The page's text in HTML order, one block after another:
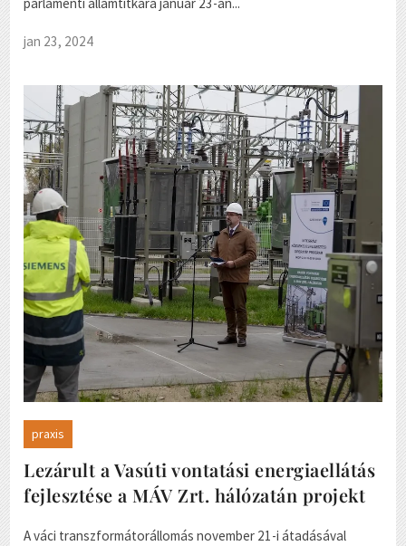
jan 23, 2024
praxis
Lezárult a Vasúti vontatási energiaellátás
fejlesztése a MÁV Zrt. hálózatán projekt
A váci transzformátorállomás november 21-i átadásával